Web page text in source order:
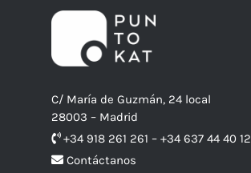
C/ María de Guzmán, 24 local
28003 – Madrid
+34 918 261 261 – +34 637 44 40 12
Contáctanos